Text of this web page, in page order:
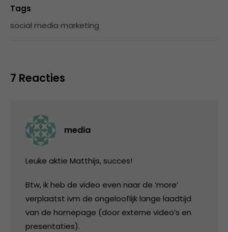
Tags
social media marketing
7 Reacties
media
Leuke aktie Matthijs, succes!
Btw, ik heb de video even naar de ‘more’
verplaatst ivm de ongelooflijk lange laadtijd
van de homepage (door externe video’s en
presentaties).